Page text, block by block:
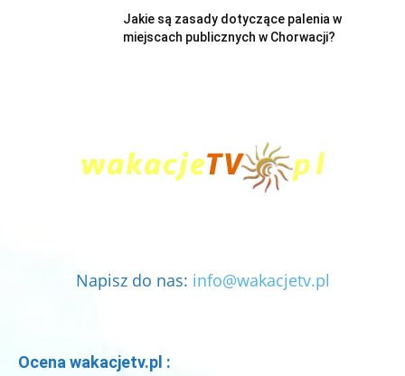
Jakie są zasady dotyczące palenia w
miejscach publicznych w Chorwacji?
Napisz do nas: info@wakacjetv.pl
Ocena wakacjetv.pl :